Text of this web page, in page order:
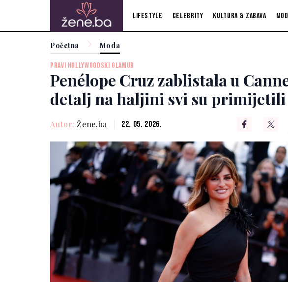
Lifestyle Celebrity Kultura & zabava
Početna Moda
PRAVI HOLLYWOODSKI GLAMUR
Penélope Cruz zablistala u
detalj na haljini svi su primijetili
Autor: Žene.ba 22. 05. 2026.